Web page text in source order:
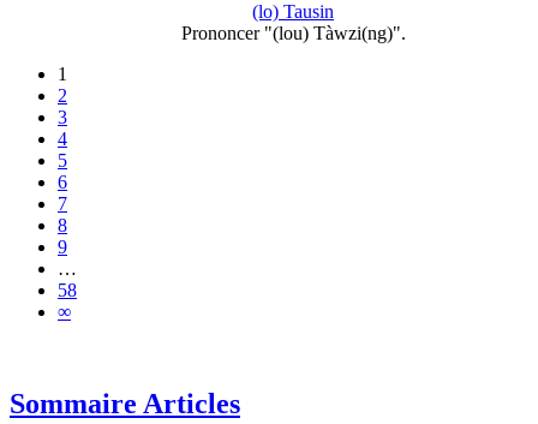
(lo) Tausin
Prononcer "(lou) Tàwzi(ng)".
1
2
3
4
5
6
7
8
9
…
58
∞
Sommaire Articles